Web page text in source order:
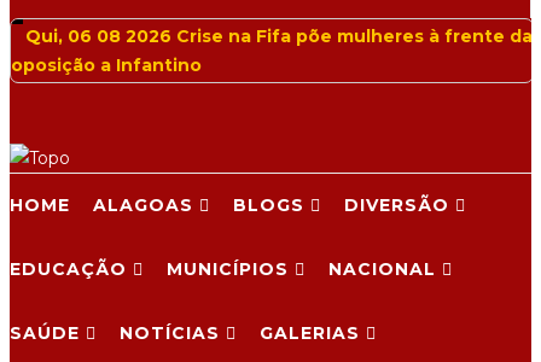
Qui, 06 08 2026 Crise na Fifa põe mulheres à frente da
oposição a Infantino
HOME ALAGOAS BLOGS DIVERSÃO
EDUCAÇÃO MUNICÍPIOS NACIONAL
SAÚDE NOTÍCIAS GALERIAS